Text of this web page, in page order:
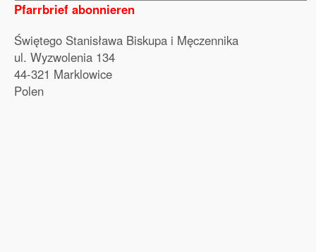
Pfarrbrief abonnieren
Świętego Stanisława Biskupa i Męczennika
ul. Wyzwolenia 134
44-321 Marklowice
Polen